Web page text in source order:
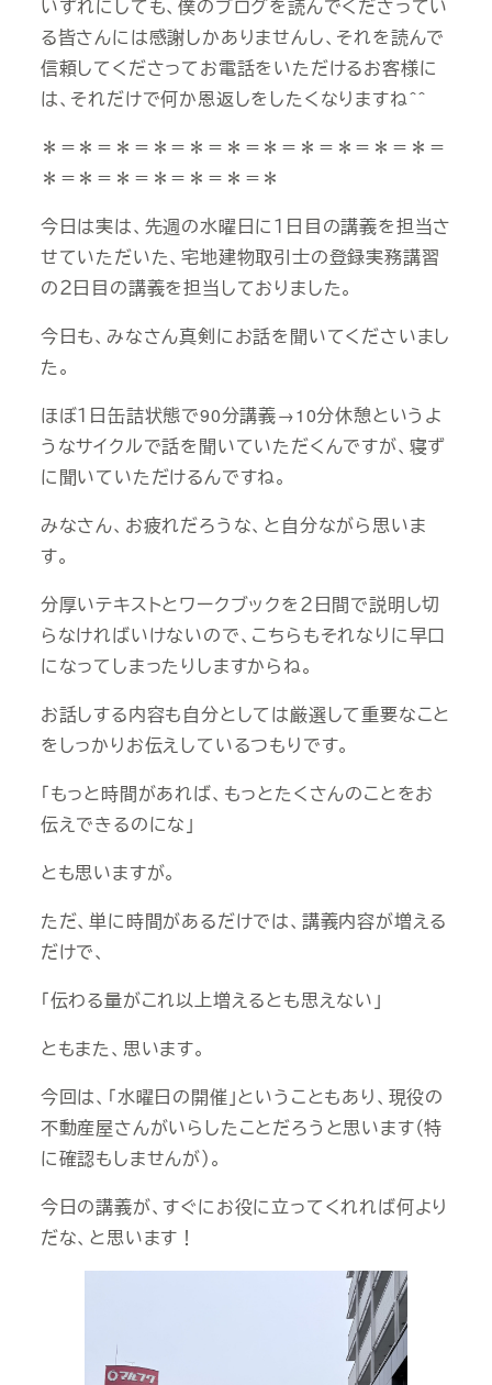
いずれにしても、僕のブログを読んでくださってい
る皆さんには感謝しかありませんし、それを読んで
信頼してくださってお電話をいただけるお客様に
は、それだけで何か恩返しをしたくなりますね＾＾
＊＝＊＝＊＝＊＝＊＝＊＝＊＝＊＝＊＝＊＝＊＝
＊＝＊＝＊＝＊＝＊＝＊＝＊
今日は実は、先週の水曜日に１日目の講義を担当さ
せていただいた、宅地建物取引士の登録実務講習
の２日目の講義を担当しておりました。
今日も、みなさん真剣にお話を聞いてくださいまし
た。
ほぼ１日缶詰状態で90分講義→10分休憩というよ
うなサイクルで話を聞いていただくんですが、寝ず
に聞いていただけるんですね。
みなさん、お疲れだろうな、と自分ながら思いま
す。
分厚いテキストとワークブックを２日間で説明し切
らなければいけないので、こちらもそれなりに早口
になってしまったりしますからね。
お話しする内容も自分としては厳選して重要なこと
をしっかりお伝えしているつもりです。
「もっと時間があれば、もっとたくさんのことをお
伝えできるのにな」
とも思いますが。
ただ、単に時間があるだけでは、講義内容が増える
だけで、
「伝わる量がこれ以上増えるとも思えない」
ともまた、思います。
今回は、「水曜日の開催」ということもあり、現役の
不動産屋さんがいらしたことだろうと思います（特
に確認もしませんが）。
今日の講義が、すぐにお役に立ってくれれば何より
だな、と思います！